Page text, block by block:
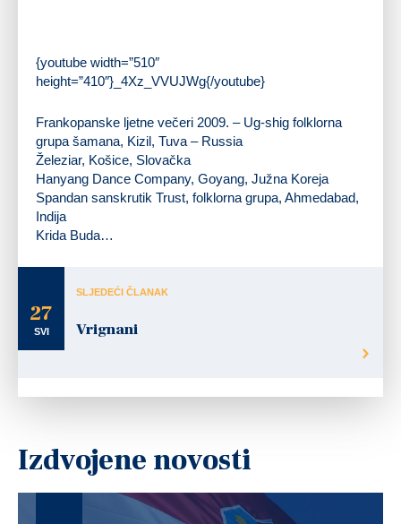
{youtube width=”510″
height=”410″}_4Xz_VVUJWg{/youtube}
Frankopanske ljetne večeri 2009. – Ug-shig folklorna
grupa šamana, Kizil, Tuva – Russia
Železiar, Košice, Slovačka
Hanyang Dance Company, Goyang, Južna Koreja
Spandan sanskrutik Trust, folklorna grupa, Ahmedabad,
Indija
Krida Buda…
27
SVI
SLJEDEĆI ČLANAK
Vrignani
Izdvojene novosti